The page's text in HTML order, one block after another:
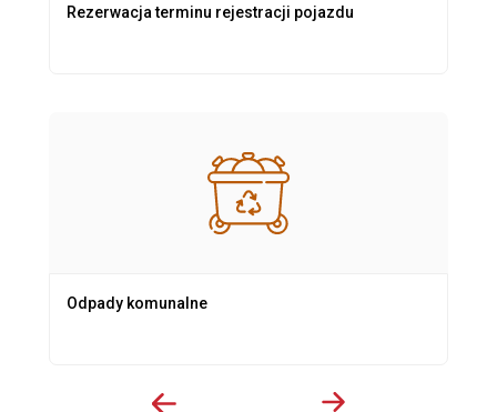
Rezerwacja terminu rejestracji pojazdu
Odpady komunalne